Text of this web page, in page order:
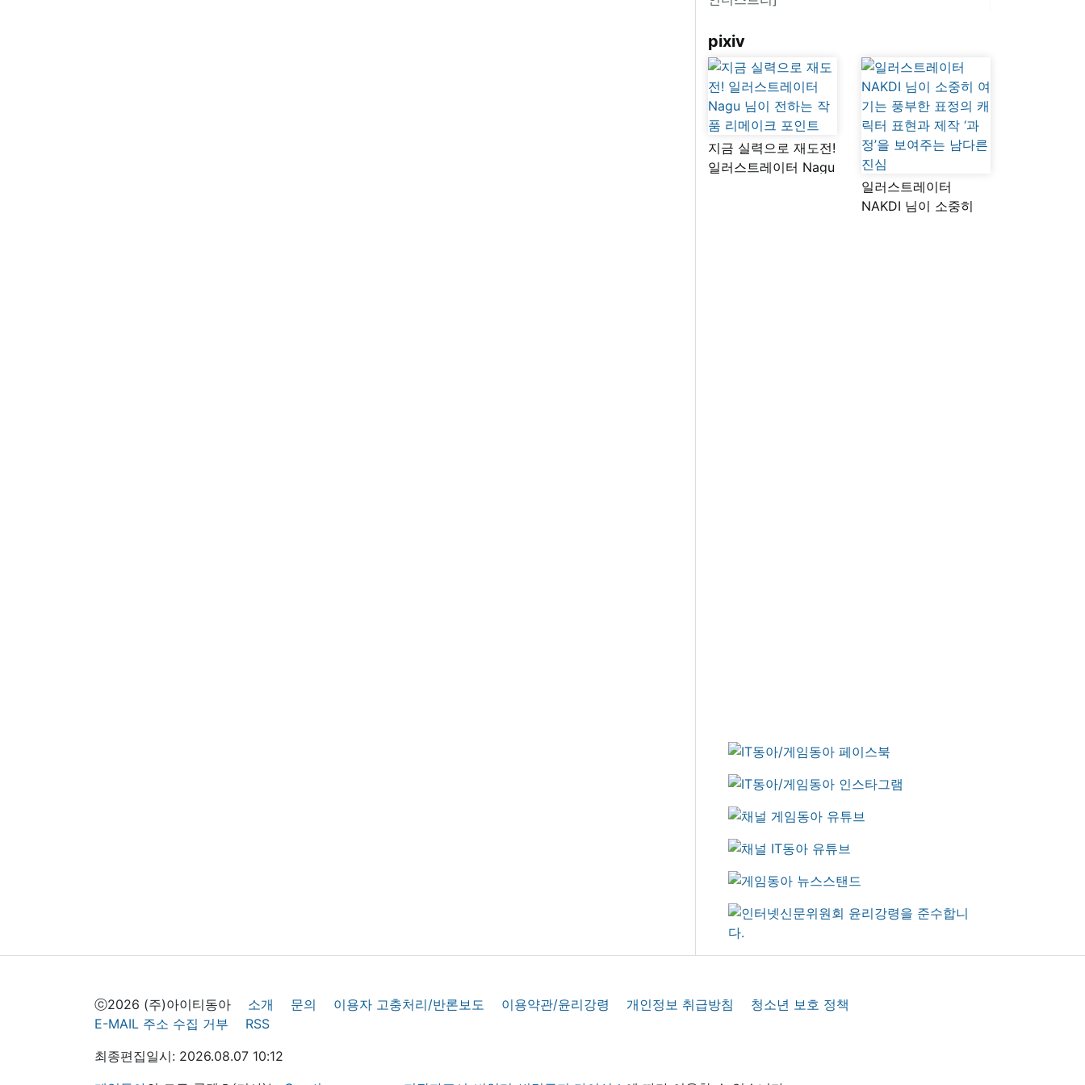
pixiv
지금 실력으로 재도전!
일러스트레이터 Nagu
일러스트레이터
NAKDI 님이 소중히
ⓒ2026 (주)아이티동아 소개 문의 이용자 고충처리/반론보도 이용약관/윤리강령 개인정보 취급방침
청소년 보호 정책
E-MAIL 주소 수집 거부
RSS
최종편집일시: 2026.08.07 10:12